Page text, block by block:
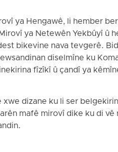
ya Hengawê, li hember
ya Netewên Yekbûyî û
bikevine nava tevgerê.
diselmîne ku
fîzîkî û çandî ya
xwe dizane ku li ser
mafê mirovî dike ku di